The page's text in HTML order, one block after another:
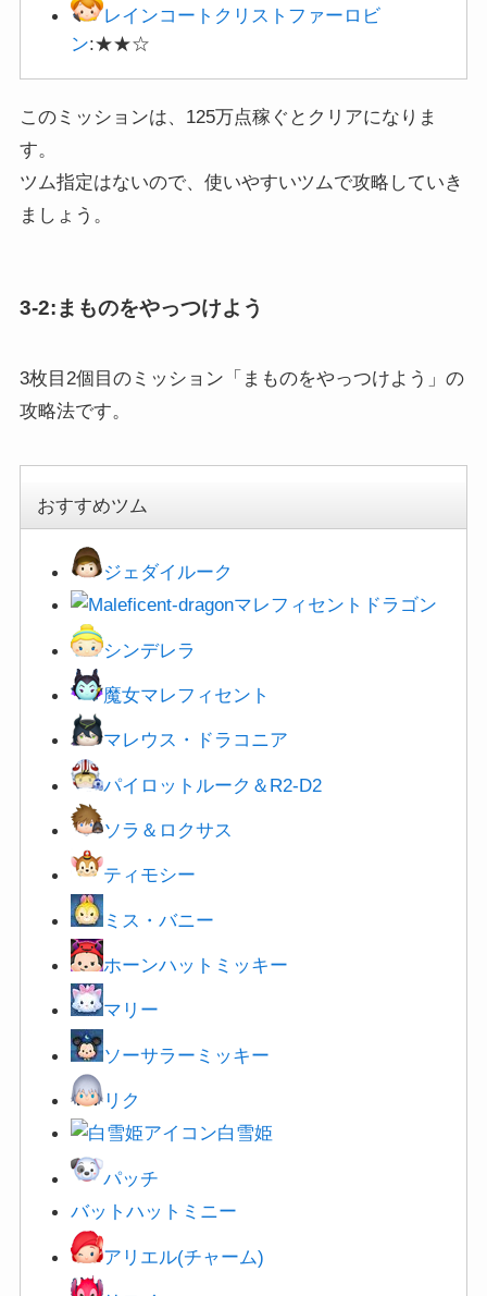
レインコートクリストファーロビ
ン:★★☆
このミッションは、125万点稼ぐとクリアになりま
す。
ツム指定はないので、使いやすいツムで攻略していき
ましょう。
3-2:まものをやっつけよう
3枚目2個目のミッション「まものをやっつけよう」の
攻略法です。
おすすめツム
ジェダイルーク
マレフィセントドラゴン
シンデレラ
魔女マレフィセント
マレウス・ドラコニア
パイロットルーク＆R2-D2
ソラ＆ロクサス
ティモシー
ミス・バニー
ホーンハットミッキー
マリー
ソーサラーミッキー
リク
白雪姫
パッチ
バットハットミニー
アリエル(チャーム)